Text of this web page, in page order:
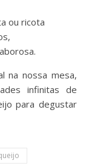
ou ricota
na nossa mesa,
infinitas de
para degustar